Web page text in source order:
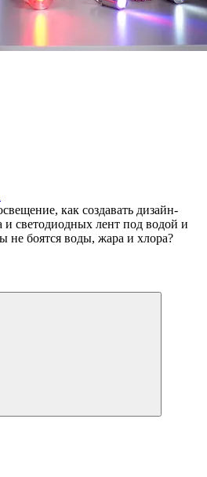
как создавать дизайн-
и светодиодных лент под водой и
не боятся воды, жара и хлора?